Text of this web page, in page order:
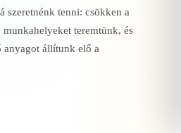
szeretnénk tenni: csökken a
teremtünk, és
anyagot állítunk elő a